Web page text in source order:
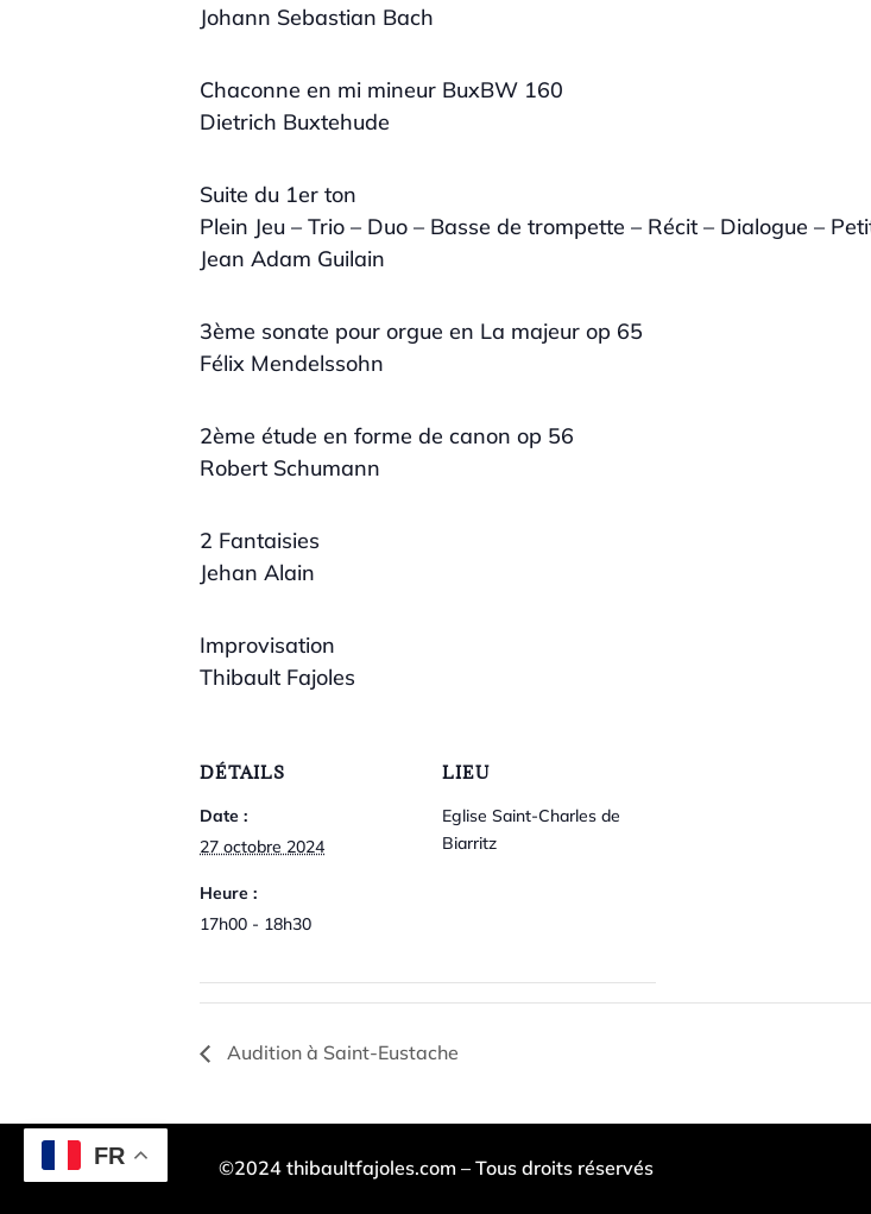
Johann Sebastian Bach
Chaconne en mi mineur BuxBW 160
Dietrich Buxtehude
Suite du 1er ton
Plein Jeu – Trio – Duo – Basse de trompette – Récit – Dialogue –
Jean Adam Guilain
3ème sonate pour orgue en La majeur op 65
Félix Mendelssohn
2ème étude en forme de canon op 56
Robert Schumann
2 Fantaisies
Jehan Alain
Improvisation
Thibault Fajoles
DÉTAILS
Date :
27 octobre 2024
Heure :
17h00 - 18h30
LIEU
Eglise Saint-Charles de
Biarritz
Audition à Saint-Eustache
©2024 thibaultfajoles.com – Tous droits réservés
FR